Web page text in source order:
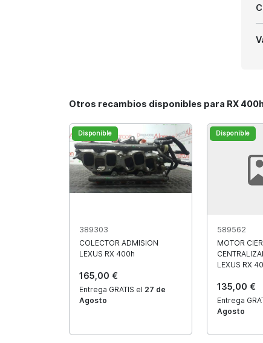
Otros recambios disponibles para RX
Disponible
389303
COLECTOR ADMISION
LEXUS RX 400h
165,00 €
Entrega GRATIS el 27 de
Agosto
Disponible
589562
MOTOR
LEXUS RX
135,00 €
Entrega
Agosto